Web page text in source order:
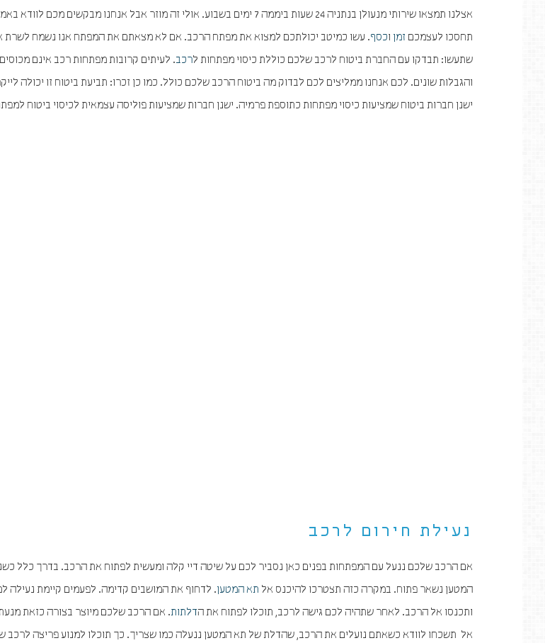
אצלנו תמצאו שירותי מנעולן בנתניה 24 שעות ביממה 7 ימים בשבוע. אולי זה מוזר אבל אנחנו
תחסכו לעצמכם זמן וכסף. עשו כמיטב יכולתכם למצוא את מפתח הרכב. אם לא מצאתם את המפתח אנו נשמח לשרת
שתעשו: תבדקו עם החברת ביטוח לרכב שלכם כוללת כיסוי מפתחות לרכב. לעיתים קרובות מפתחות רכב אינם
והגבלות שונים. לכם אנחנו ממליצים לכם לבדוק מה ביטוח הרכב שלכם כולל. כמו כן זכרו: תביעת ביטוח זו יכולה
ישנן חברות ביטוח שמציעות כיסוי מפתחות כתוספת פרמיה. ישנן חברות שמציעות פוליסה עצמאית לכיסוי ביטוח
נעילת חירום לרכב
אם הרכב שלכם ננעל עם המפתחות בפנים כאן נסביר לכם על שיטה דיי קלה ומעשית לפתוח את הרכב. בדרך כלל
המטען נשאר פתוח. במקרה כזה תצטרכו להיכנס אל תא המטען. לדחוף את המושבים קדימה. לפעמים קיימת נעילה
ותכנסו אל הרכב. לאחר שתהיה לכם גישה לרכב, תוכלו לפתוח את הדלתות. אם הרכב שלכם מיוצר בצורה כזאת
אל תשכחו לוודא כשאתם נועלים את הרכב, שהדלת של תא המטען ננעלה כמו שצריך. כך תוכלו למנוע פריצה לרכב